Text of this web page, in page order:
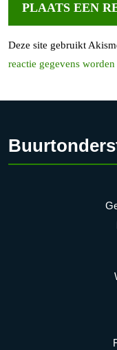
Deze site gebruikt
reactie gegevens